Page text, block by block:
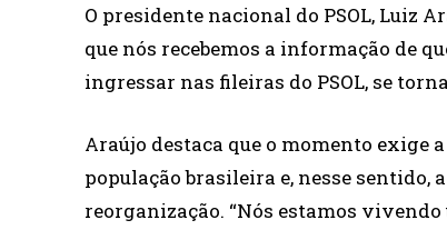
O presidente nacional do PSOL, Luiz
que nós recebemos a informação de
ingressar nas fileiras do PSOL, se
Araújo destaca que o momento exige
população brasileira e, nesse
reorganização. “Nós estamos